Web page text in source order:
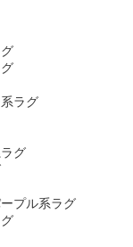
ラグ
グ
プル系ラグ